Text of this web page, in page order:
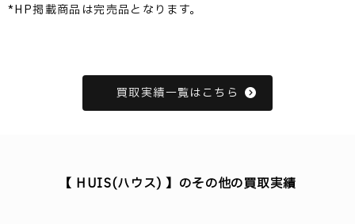
*HP掲載商品は完売品となります。
買取実績一覧はこちら
【 HUIS(ハウス) 】のその他の買取実績